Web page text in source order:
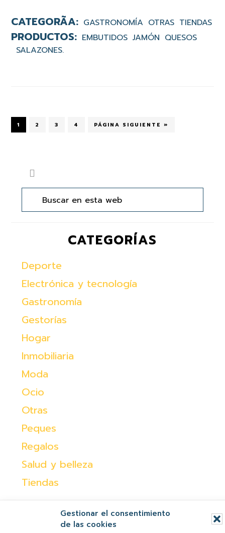
Gestionar el consentimiento
de las cookies
GASTRONOMÍA OTRAS TIENDAS
EMBUTIDOS JAMÓN QUESOS
SALAZONES.
PÁGINA
1 PÁGINA
2 PÁGINA
3 PÁGINA
4
IR
PÁGINA SIGUIENTE »
lateral
principal
Buscar
en
web
CATEGORÍAS
Deporte
Electrónica y tecnología
Gastronomía
Gestorías
Hogar
Inmobiliaria
Moda
Ocio
Otras
Peques
Regalos
Salud y belleza
Tiendas
AVISO LEGAL
POLÍTICA DE PRIVACIDAD